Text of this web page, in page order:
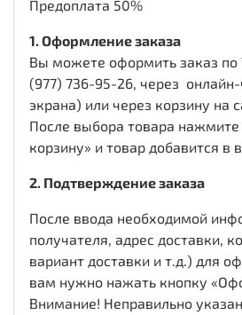
Предоплата 50%
1. Оформление заказа
Вы можете оформить заказ по
(977) 736-95-26, через
экрана) или через корзину на
После выбора товара нажмите
корзину» и товар добавится в
2. Подтверждение заказа
После ввода необходимой
получателя, адрес доставки,
вариант доставки и т.д.) для
вам нужно нажать кнопку
Внимание! Неправильно